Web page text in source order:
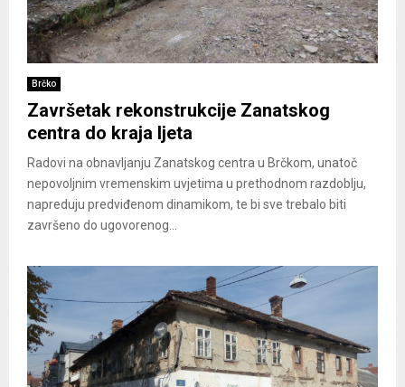
Brčko
Završetak rekonstrukcije Zanatskog
centra do kraja ljeta
Radovi na obnavljanju Zanatskog centra u Brčkom, unatoč
nepovoljnim vremenskim uvjetima u prethodnom razdoblju,
napreduju predviđenom dinamikom, te bi sve trebalo biti
završeno do ugovorenog...